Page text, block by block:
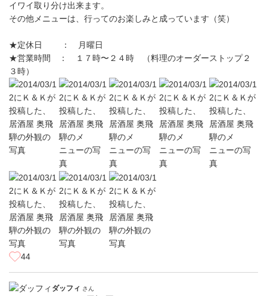
イワイ取り分け出来ます。
その他メニューは、行ってのお楽しみと成っています（笑）
★定休日 ： 月曜日
★営業時間 ： １７時〜２４時 （料理のオーダーストップ２
３時）
44
ダッフィ さん